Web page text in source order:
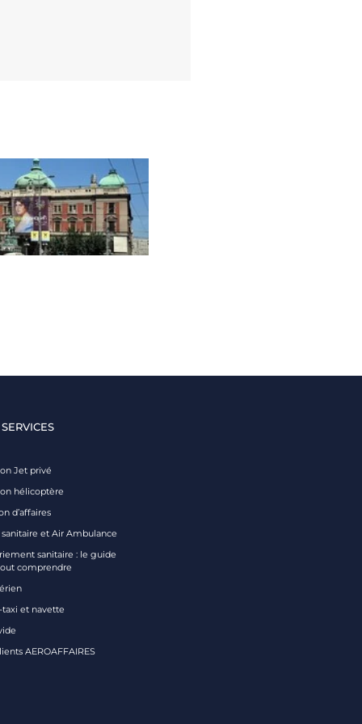
Jet privé
hélicoptère
d’affaires
et Air Ambulance
sanitaire : le guide
comprendre
taxi et navette
AEROAFFAIRES